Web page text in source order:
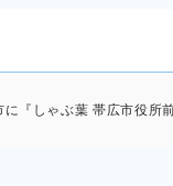
に『しゃぶ葉 帯広市役